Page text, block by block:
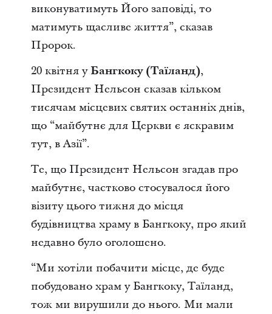
виконуватимуть Його заповіді, то
матимуть щасливе життя”, сказав
Пророк.
20 квітня у Бангкоку (Таїланд),
Президент Нельсон сказав кільком
тисячам місцевих святих останніх днів,
що “майбутнє для Церкви є яскравим
тут, в Азії”.
Те, що Президент Нельсон згадав про
майбутнє, частково стосувалося його
візиту цього тижня до місця
будівництва храму в Бангкоку,про який
недавно було оголошено.
“Ми хотіли побачити місце, де буде
побудовано храм у Бангкоку, Таїланд,
тож ми вирушили до нього. Ми мали